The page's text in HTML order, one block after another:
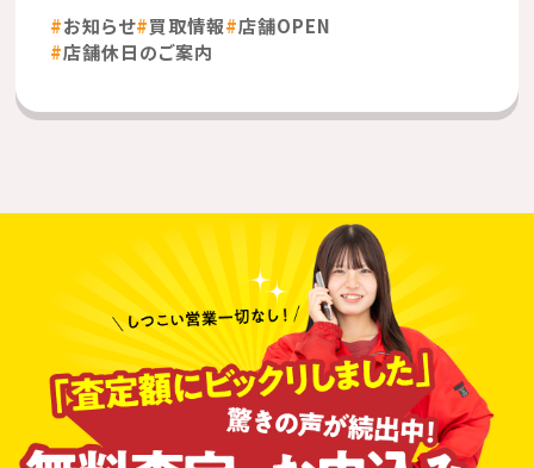
お知らせ 買取情報 店舗OPEN
店舗休日のご案内